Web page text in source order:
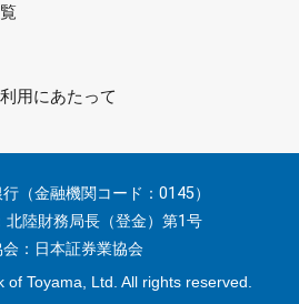
用にあたって
（金融機関コード：0145）
北陸財務局長（登金）第1号
会：日本証券業協会
Toyama, Ltd. All rights reserved.